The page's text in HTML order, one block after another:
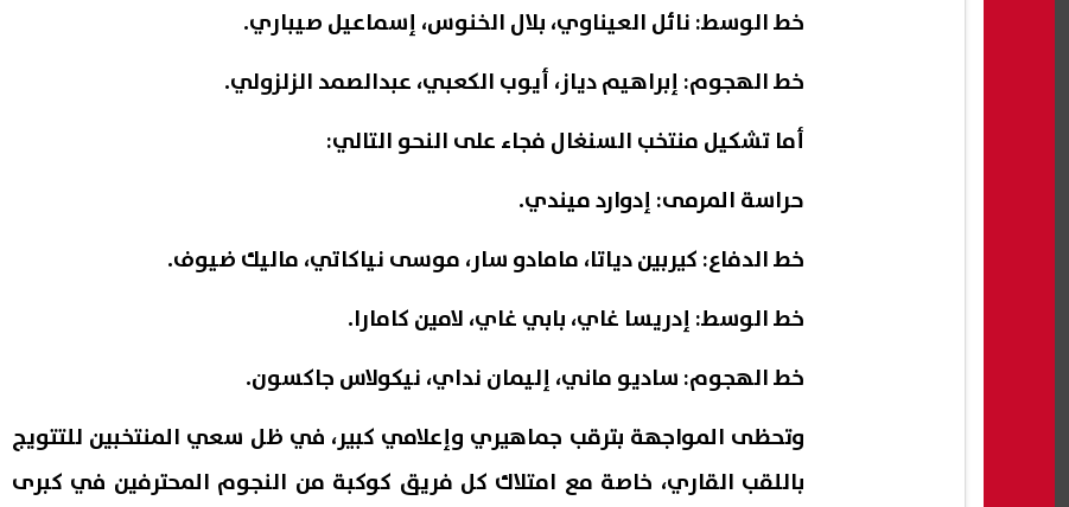
خط الوسط: نائل العيناوي، بلال الخنوس، إسماعيل صيباري.
خط الهجوم: إبراهيم دياز، أيوب الكعبي، عبدالصمد الزلزولي.
أما تشكيل منتخب السنغال فجاء على النحو التالي:
حراسة المرمى: إدوارد ميندي.
خط الدفاع: كيربين دياتا، مامادو سار، موسى نياكاتي، ماليك ضيوف.
خط الوسط: إدريسا غاي، بابي غاي، لامين كامارا.
خط الهجوم: ساديو ماني، إليمان نداي، نيكولاس جاكسون.
وتحظى المواجهة بترقب جماهيري وإعلامي كبير، في ظل سعي المنتخبين للتتويج
باللقب القاري، خاصة مع امتلاك كل فريق كوكبة من النجوم المحترفين في كبرى
لمنتخب جنوب أفريقيا.. عودة جديدة
شيرين عبدالوهاب في الساحل
تسجيل الرغبات تمنحك أفضلية؟